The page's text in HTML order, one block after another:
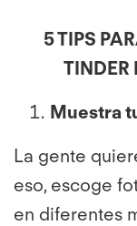
5 TIPS
TINDER
Muestra
La gente
eso, escoge
en diferentes